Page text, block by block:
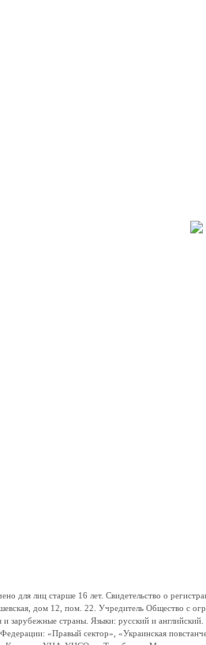
лиц старше 16 лет. Свидетельство о
дом 12, пом. 22. Учредитель Общество с
зарубежные страны. Языки: русский и
Федерации: «Правый сектор», «Украинская